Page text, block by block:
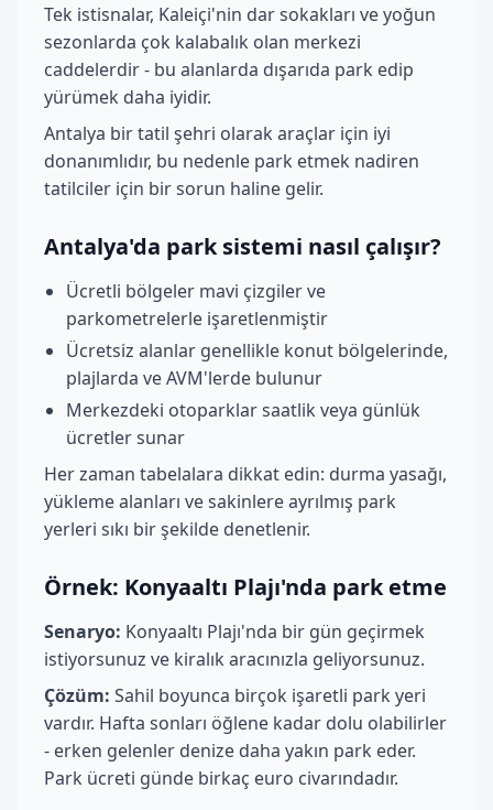
Tek istisnalar, Kaleiçi'nin dar sokakları ve yoğun
sezonlarda çok kalabalık olan merkezi
caddelerdir - bu alanlarda dışarıda park edip
yürümek daha iyidir.
Antalya bir tatil şehri olarak araçlar için iyi
donanımlıdır, bu nedenle park etmek nadiren
tatilciler için bir sorun haline gelir.
Antalya'da park sistemi nasıl çalışır?
Ücretli bölgeler mavi çizgiler ve
parkometrelerle işaretlenmiştir
Ücretsiz alanlar genellikle konut bölgelerinde,
plajlarda ve AVM'lerde bulunur
Merkezdeki otoparklar saatlik veya günlük
ücretler sunar
Her zaman tabelalara dikkat edin: durma yasağı,
yükleme alanları ve sakinlere ayrılmış park
yerleri sıkı bir şekilde denetlenir.
Örnek: Konyaaltı Plajı'nda park etme
Senaryo: Konyaaltı Plajı'nda bir gün geçirmek
istiyorsunuz ve kiralık aracınızla geliyorsunuz.
Çözüm: Sahil boyunca birçok işaretli park yeri
vardır. Hafta sonları öğlene kadar dolu olabilirler
- erken gelenler denize daha yakın park eder.
Park ücreti günde birkaç euro civarındadır.